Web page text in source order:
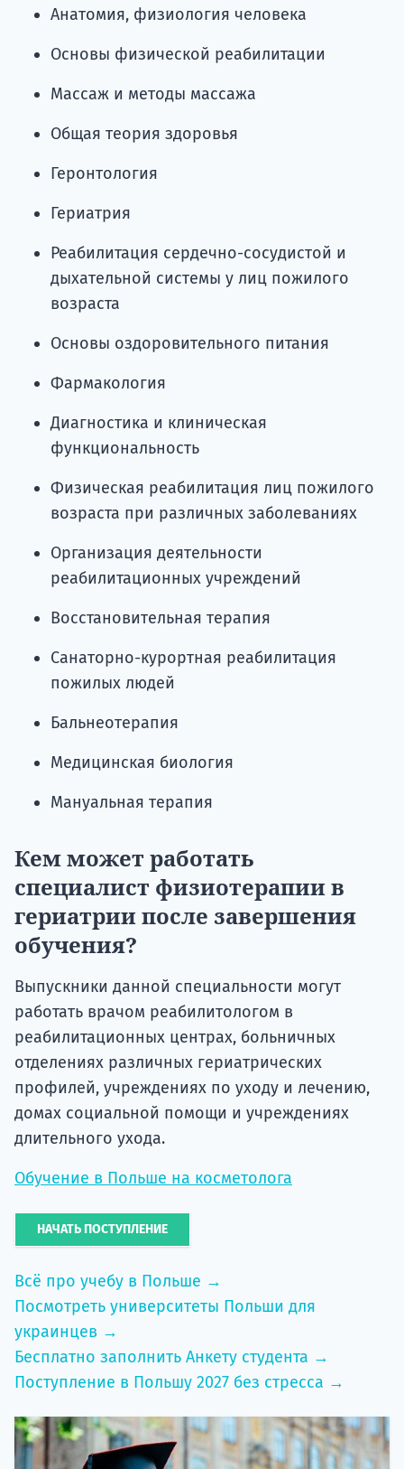
Анатомия, физиология человека
Основы физической реабилитации
Массаж и методы массажа
Общая теория здоровья
Геронтология
Гериатрия
Реабилитация сердечно-сосудистой и
дыхательной системы у лиц пожилого
возраста
Основы оздоровительного питания
Фармакология
Диагностика и клиническая
функциональность
Физическая реабилитация лиц пожилого
возраста при различных заболеваниях
Организация деятельности
реабилитационных учреждений
Восстановительная терапия
Санаторно-курортная реабилитация
пожилых людей
Бальнеотерапия
Медицинская биология
Мануальная терапия
Кем может работать
специалист физиотерапии в
гериатрии после завершения
обучения?
Выпускники данной специальности могут
работать врачом реабилитологом в
реабилитационных центрах, больничных
отделениях различных гериатрических
профилей, учреждениях по уходу и лечению,
домах социальной помощи и учреждениях
длительного ухода.
Обучение в Польше на косметолога
НАЧАТЬ ПОСТУПЛЕНИЕ
Всё про учебу в Польше →
Посмотреть университеты Польши для
украинцев →
Бесплатно заполнить Анкету студента →
Поступление в Польшу 2027 без стресса →